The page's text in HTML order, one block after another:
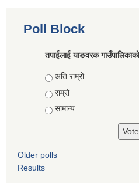
Poll Block
तपाईलाई याङवरक
Choices
अति राम्रो
राम्रो
सामान्य
Older polls
Results